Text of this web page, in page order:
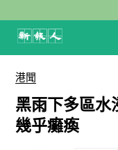
港聞
黑雨下多區水
幾乎癱瘓